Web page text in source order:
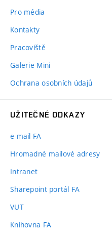
Pro média
Kontakty
Pracoviště
Galerie Mini
Ochrana osobních údajů
UŽITEČNÉ ODKAZY
e-mail FA
Hromadné mailové adresy
Intranet
Sharepoint portál FA
VUT(externí
Knihovna FA